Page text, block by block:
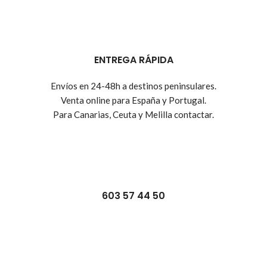
ENTREGA RÁPIDA
Envíos en 24-48h a destinos peninsulares.
Venta online para España y Portugal.
Para Canarias, Ceuta y Melilla contactar.
603 57 44 50